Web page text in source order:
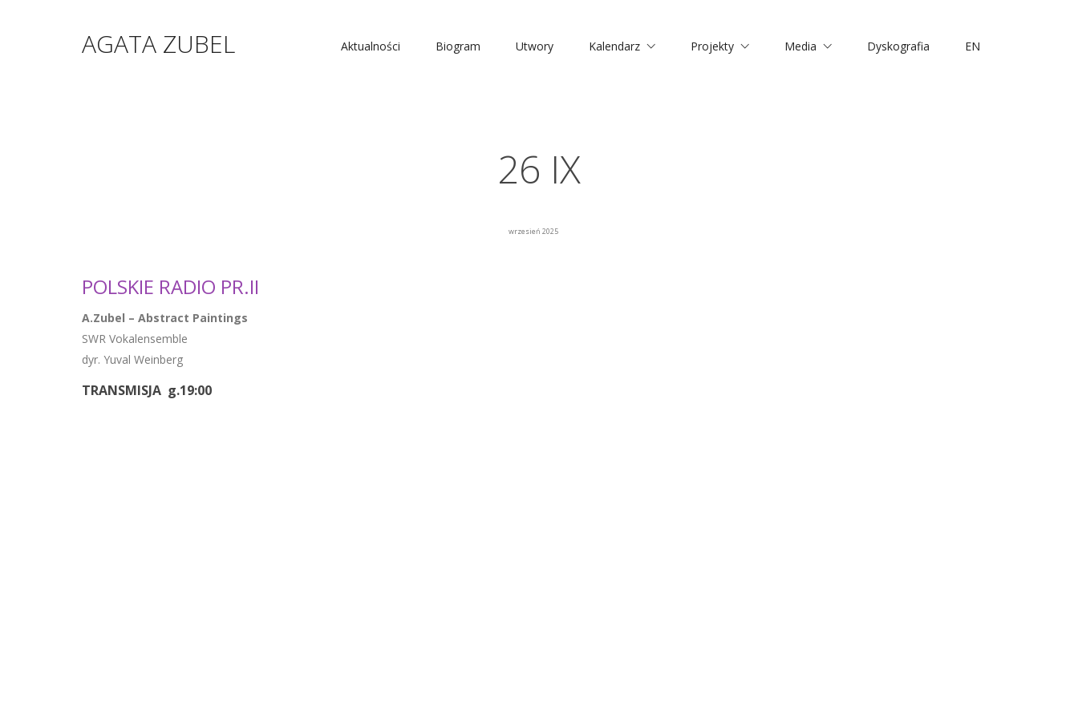
AGATA ZUBEL Aktualności Biogram Utwory Kalendarz Projekty Media Dyskografia EN
26 IX
wrzesień 2025
POLSKIE RADIO PR.II
A.Zubel – Abstract Paintings
SWR Vokalensemble
dyr. Yuval Weinberg
TRANSMISJA g.19:00